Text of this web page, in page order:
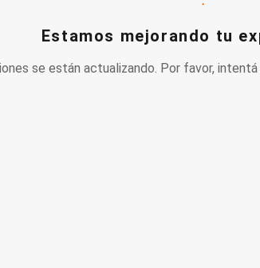
Estamos mejorando tu
se están actualizando. Por favor,